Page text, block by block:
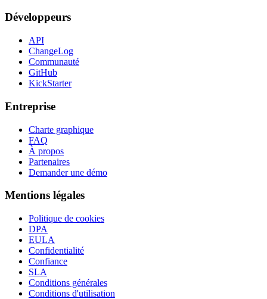
Développeurs
API
ChangeLog
Communauté
GitHub
KickStarter
Entreprise
Charte graphique
FAQ
À propos
Partenaires
Demander une démo
Mentions légales
Politique de cookies
DPA
EULA
Confidentialité
Confiance
SLA
Conditions générales
Conditions d'utilisation